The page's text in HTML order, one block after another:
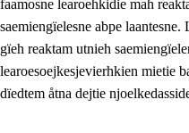
faamosne learoehkidie mah
saemiengïelesne abpe
gïeh reaktam utnieh
learoesoejkesjevierhkien mietie
dïedtem åtna dejtie